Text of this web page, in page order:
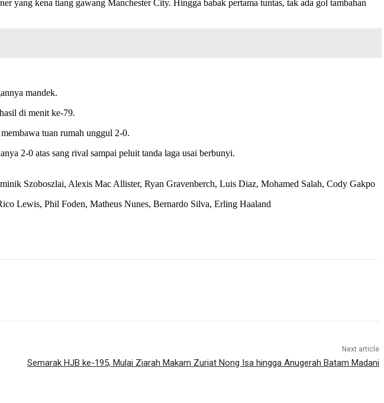
yang kena tiang gawang Manchester City. Hingga babak pertama tuntas, tak ada gol tambahan
mandek.
di menit ke-79.
tuan rumah unggul 2-0.
2-0 atas sang rival sampai peluit tanda laga usai berbunyi.
Szoboszlai, Alexis Mac Allister, Ryan Gravenberch, Luis Diaz, Mohamed Salah, Cody Gakpo
Lewis, Phil Foden, Matheus Nunes, Bernardo Silva, Erling Haaland
Next article
Semarak HJB ke-195, Mulai Ziarah Makam Zuriat Nong Isa hingga Anugerah Batam Madani